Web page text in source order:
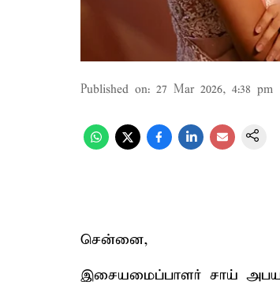
Published on: 27 Mar 2026, 4:38 pm
சென்னை,
இசையமைப்பாளர் சாய்